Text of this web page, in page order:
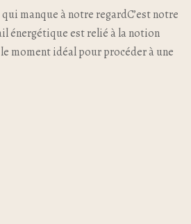
manque à notre regardC’est notre
énergétique est relié à la notion
moment idéal pour procéder à une